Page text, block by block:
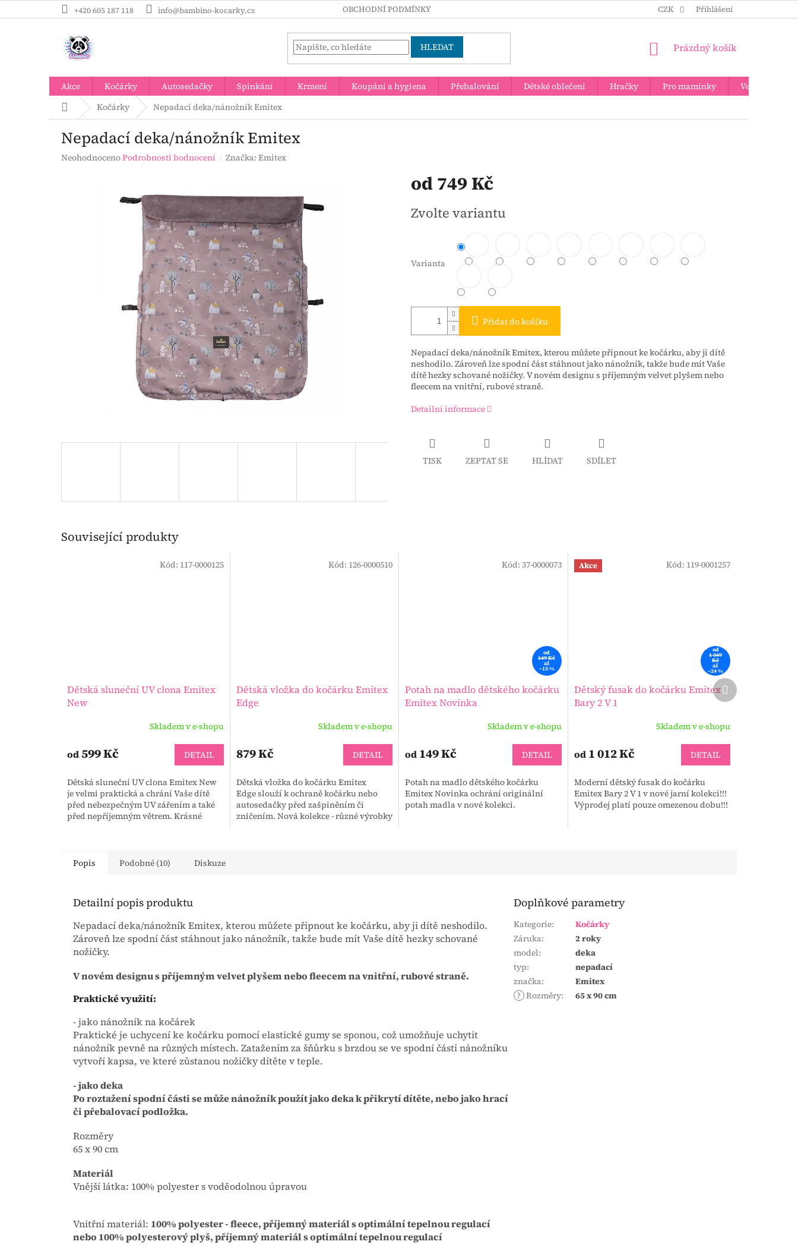
na
+420 605 187 118 info@bambino-kocarky.cz OBCHODNÍ PODMÍNKY CZK Přihlášení
HLEDAT
NÁKUPNÍ
Prázdný košík
Akce Kočárky Autosedačky Spinkání Krmení Koupání a hygiena Přebalování Dětské oblečení Hračky Pro maminky
Velkoobchod
Domů Kočárky Nepadací deka/nánožník Emitex
Nepadací deka/nánožník Emitex
Průměrné
NeohodnocenoPodrobnosti hodnocení Značka:Emitex
od749 Kč
cena:
Zvolte variantu
Varianta
Přidat do košíku
Nepadací deka/nánožník Emitex, kterou můžete připnout ke kočárku, aby ji dítě
neshodilo. Zároveň lze spodní část stáhnout jako nánožník, takže bude mít Vaše
dítě hezky schované nožičky. V novém designu s příjemným velvet plyšem nebo
fleecem na vnitřní, rubové straně.
Detailní informace
TISK ZEPTAT SE HLÍDAT SDÍLET
Související produkty
Dětská sluneční UV clona Emitex
New
Skladem v e-shopu
od 599 Kč DETAIL
Dětská sluneční UV clona Emitex New
je velmi praktická a chrání Vaše dítě
před nebezpečným UV zářením a také
před nepříjemným větrem. Krásné
Kód: 117-0000125
Dětská vložka do kočárku Emitex
Edge
Skladem v e-shopu
879 Kč DETAIL
Dětská vložka do kočárku Emitex
Edge slouží k ochraně kočárku nebo
autosedačky před zašpiněním či
zničením. Nová kolekce - různé výrobky
Kód: 126-0000510
od
149 Kč
až
–15 %
Potah na madlo dětského kočárku
Emitex Novinka
Skladem v e-shopu
od 149 Kč DETAIL
Potah na madlo dětského kočárku
Emitex Novinka ochrání originální
potah madla v nové kolekci.
Kód: 37-0000073 Akce
od
1 349
Kč
až
–24 %
Dětský fusak do kočárku Emitex
Bary 2 V 1
Skladem v e-shopu
od1 012 Kč DETAIL
Moderní dětský fusak do kočárku
Emitex Bary 2 V 1 v nové jarní kolekci!!!
Výprodej platí pouze omezenou dobu!!!
Kód: 119-0001257
Další
produkt
Popis Podobné (10) Diskuze
Detailní popis produktu
Nepadací deka/nánožník Emitex, kterou můžete připnout ke kočárku, aby ji dítě neshodilo.
Zároveň lze spodní část stáhnout jako nánožník, takže bude mít Vaše dítě hezky schované
nožičky.
V novém designu s příjemným velvet plyšem nebo fleecem na vnitřní, rubové straně.
Praktické využití:
- jako nánožník na kočárek
Praktické je uchycení ke kočárku pomocí elastické gumy se sponou, což umožňuje uchytit
nánožník pevně na různých místech. Zatažením za šňůrku s brzdou se ve spodní části nánožníku
vytvoří kapsa, ve které zůstanou nožičky dítěte v teple.
- jako deka
Po roztažení spodní části se může nánožník použít jako deka k přikrytí dítěte, nebo jako hrací
či přebalovací podložka.
Rozměry
65 x 90 cm
Materiál
Vnější látka: 100% polyester s voděodolnou úpravou
Vnitřní materiál: 100% polyester - fleece, příjemný materiál s optimální tepelnou regulací
nebo 100% polyesterový plyš, příjemný materiál s optimální tepelnou regulací
Doplňkové parametry
Kategorie:
Kočárky
Záruka:
2 roky
model:
deka
typ:
nepadací
značka:
Emitex
? Rozměry: 65 x 90 cm